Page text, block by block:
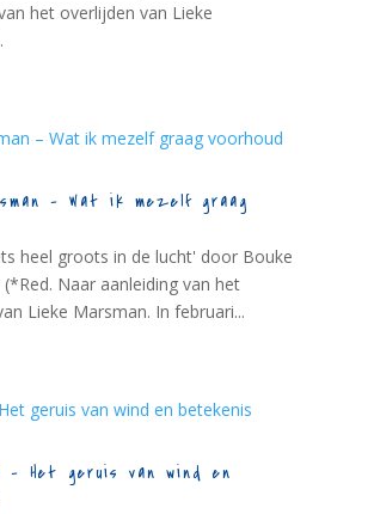
het overlijden van Lieke
– Wat ik mezelf graag
heel groots in de lucht' door Bouke
(*Red. Naar aanleiding van het
Lieke Marsman. In februari...
Het geruis van wind en